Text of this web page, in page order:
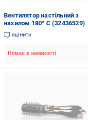
Вентилятор настільний з
нахилом 180° С (32436529)
оцінити
Немає в наявності